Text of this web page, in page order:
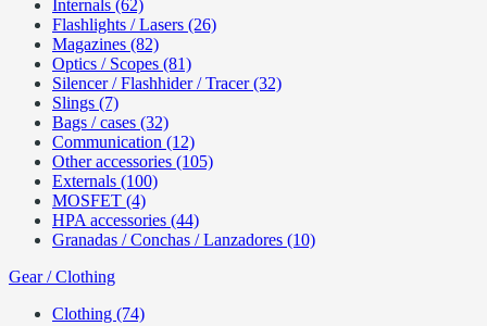
Internals (62)
Flashlights / Lasers (26)
Magazines (82)
Optics / Scopes (81)
Silencer / Flashhider / Tracer (32)
Slings (7)
Bags / cases (32)
Communication (12)
Other accessories (105)
Externals (100)
MOSFET (4)
HPA accessories (44)
Granadas / Conchas / Lanzadores (10)
Gear / Clothing
Clothing (74)